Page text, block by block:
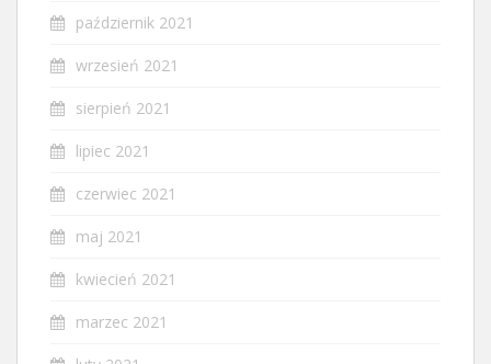
październik 2021
wrzesień 2021
sierpień 2021
lipiec 2021
czerwiec 2021
maj 2021
kwiecień 2021
marzec 2021